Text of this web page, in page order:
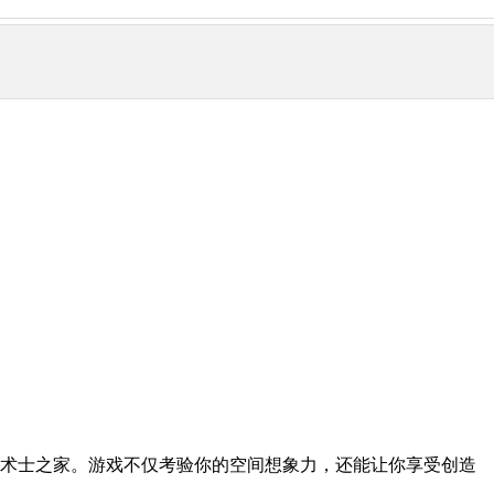
士之家。游戏不仅考验你的空间想象力，还能让你享受创造